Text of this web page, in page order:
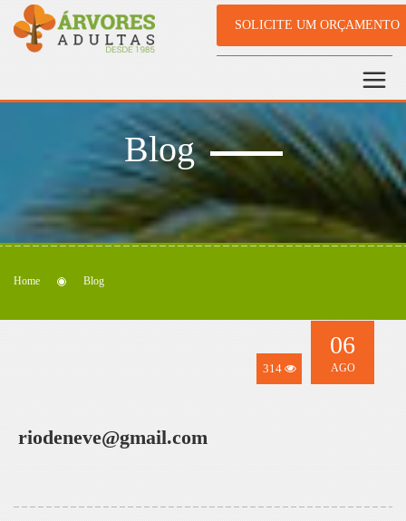
SOLICITE UM ORÇAMENTO
Blog
Home Blog
314
06
AGO
riodeneve@gmail.com